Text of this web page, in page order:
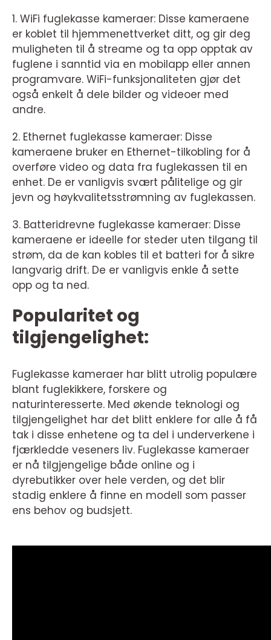
1. WiFi fuglekasse kameraer: Disse kameraene
er koblet til hjemmenettverket ditt, og gir deg
muligheten til å streame og ta opp opptak av
fuglene i sanntid via en mobilapp eller annen
programvare. WiFi-funksjonaliteten gjør det
også enkelt å dele bilder og videoer med
andre.
2. Ethernet fuglekasse kameraer: Disse
kameraene bruker en Ethernet-tilkobling for å
overføre video og data fra fuglekassen til en
enhet. De er vanligvis svært pålitelige og gir
jevn og høykvalitetsstrømning av fuglekassen.
3. Batteridrevne fuglekasse kameraer: Disse
kameraene er ideelle for steder uten tilgang til
strøm, da de kan kobles til et batteri for å sikre
langvarig drift. De er vanligvis enkle å sette
opp og ta ned.
Popularitet og
tilgjengelighet:
Fuglekasse kameraer har blitt utrolig populære
blant fuglekikkere, forskere og
naturinteresserte. Med økende teknologi og
tilgjengelighet har det blitt enklere for alle å få
tak i disse enhetene og ta del i underverkene i
fjærkledde veseners liv. Fuglekasse kameraer
er nå tilgjengelige både online og i
dyrebutikker over hele verden, og det blir
stadig enklere å finne en modell som passer
ens behov og budsjett.